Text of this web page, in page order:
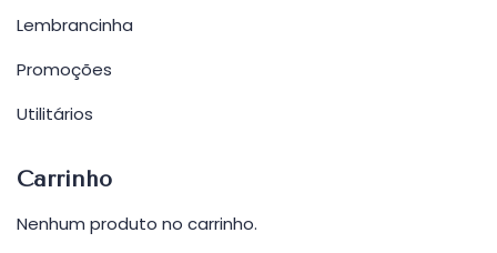
Lembrancinha
Promoções
Utilitários
Carrinho
Nenhum produto no carrinho.